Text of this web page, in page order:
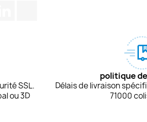
SSL.
ou 3D
politique
Délais de livraison
71000